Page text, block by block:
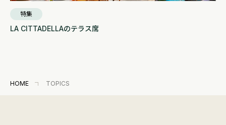
特集
LA CITTADELLAのテラス席
HOME TOPICS